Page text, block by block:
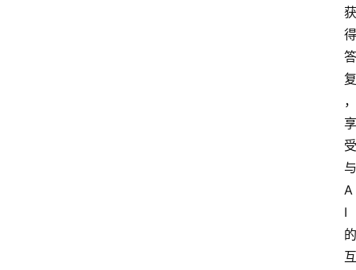
获
得
答
复
，
享
受
与
A
I
的
互